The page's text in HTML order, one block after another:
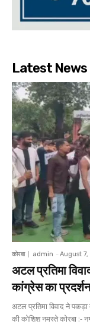
Latest News
कोरबा admin - August
अटल प्रतिमा
कांग्रेस का
अटल प्रतिमा विवाद ने
की कोशिश नमस्ते कोरबा :-